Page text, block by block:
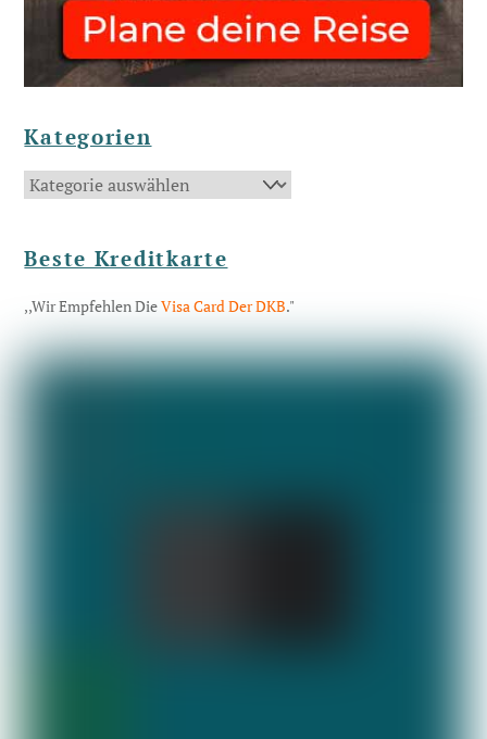
Kategorien
Kategorien
Beste Kreditkarte
,,Wir Empfehlen DieVisa Card Der DKB."